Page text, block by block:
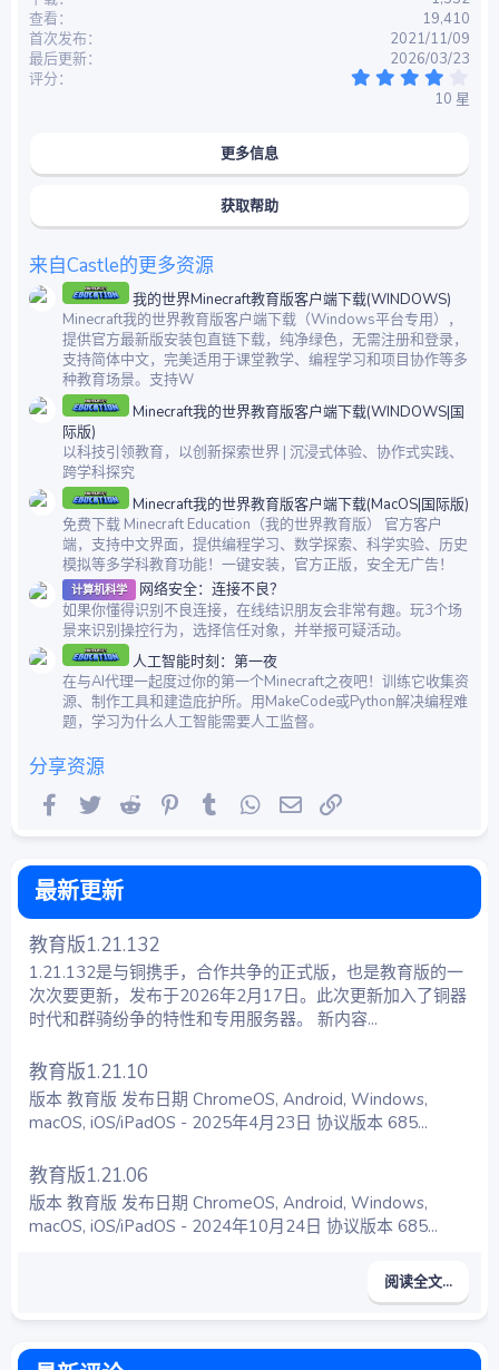
查看
19,410
首次发布
2021/11/09
最后更新
2026/03/23
评分
10 星
更多信息
获取帮助
来自Castle的更多资源
我的世界Minecraft教育版客户端下载(WINDOWS)
Minecraft我的世界教育版客户端下载（Windows平台专用），
提供官方最新版安装包直链下载，纯净绿色，无需注册和登录，
支持简体中文，完美适用于课堂教学、编程学习和项目协作等多
种教育场景。支持W
Minecraft我的世界教育版客户端下载(WINDOWS|国
际版)
以科技引领教育，以创新探索世界 | 沉浸式体验、协作式实践、
跨学科探究
Minecraft我的世界教育版客户端下载(MacOS|国际版)
免费下载 Minecraft Education（我的世界教育版） 官方客户
端，支持中文界面，提供编程学习、数学探索、科学实验、历史
模拟等多学科教育功能！一键安装，官方正版，安全无广告！
计算机科学
网络安全：连接不良？
如果你懂得识别不良连接，在线结识朋友会非常有趣。玩3个场
景来识别操控行为，选择信任对象，并举报可疑活动。
人工智能时刻：第一夜
在与AI代理一起度过你的第一个Minecraft之夜吧！训练它收集资
源、制作工具和建造庇护所。用MakeCode或Python解决编程难
题，学习为什么人工智能需要人工监督。
分享资源
Facebook
Twitter Reddit Pinterest
Tumblr WhatsApp
邮件
最新更新
教育版1.21.132
1.21.132是与铜携手，合作共争的正式版，也是教育版的一
次次要更新，发布于2026年2月17日。此次更新加入了铜器
时代和群骑纷争的特性和专用服务器。 新内容...
教育版1.21.10
版本 教育版 发布日期 ChromeOS, Android, Windows,
macOS, iOS/iPadOS - 2025年4月23日 协议版本 685...
教育版1.21.06
版本 教育版 发布日期 ChromeOS, Android, Windows,
macOS, iOS/iPadOS - 2024年10月24日 协议版本 685...
阅读全文...